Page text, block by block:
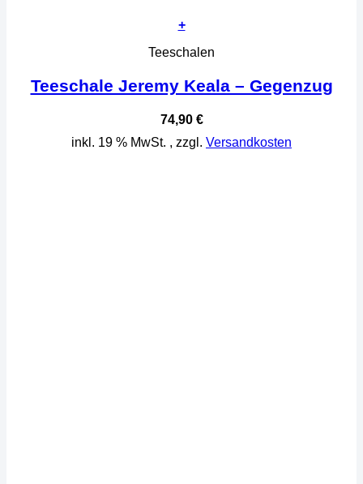
+
Teeschalen
Teeschale Jeremy Keala – Gegenzug
74,90 €
inkl. 19 % MwSt. , zzgl. Versandkosten